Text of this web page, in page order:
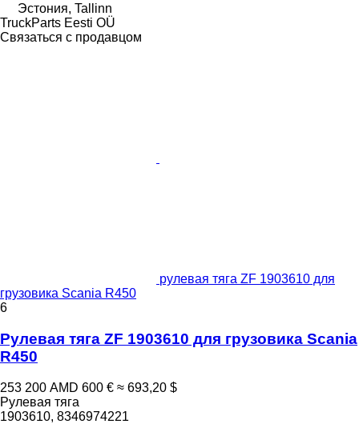
Эстония, Tallinn
TruckParts Eesti OÜ
Связаться с продавцом
рулевая тяга ZF 1903610 для
грузовика Scania R450
6
Рулевая тяга ZF 1903610 для грузовика Scania
R450
253 200 AMD 600 € ≈ 693,20 $
Рулевая тяга
1903610, 8346974221